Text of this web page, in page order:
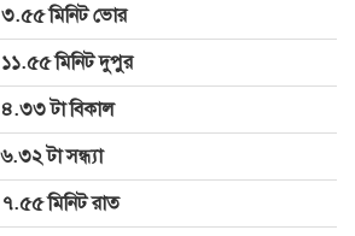
লক্ষ্মীপুরে বৃক্ষরোপণ অভিযান ও বৃক্ষ
মেলার উদ্বোধন
৩.৫৫ মিনিট ভোর
১১.৫৫ মিনিট দুপুর
৪.৩৩ টা বিকাল
৬.৩২ টা সন্ধ্যা
৭.৫৫ মিনিট রাত